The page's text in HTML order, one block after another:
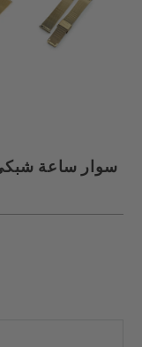
سوار ساعة